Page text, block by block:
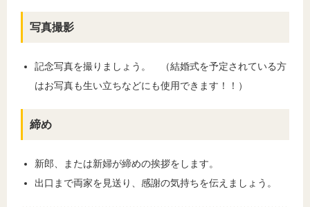
写真撮影
記念写真を撮りましょう。 （結婚式を予定されている方
はお写真も生い立ちなどにも使用できます！！）
締め
新郎、または新婦が締めの挨拶をします。
出口まで両家を見送り、感謝の気持ちを伝えましょう。